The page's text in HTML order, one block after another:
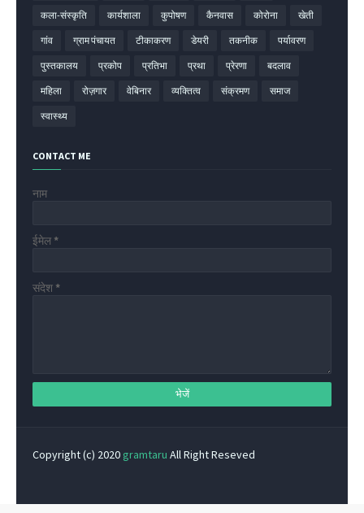
कला-संस्कृति कार्यशाला कुपोषण कैनवास कोरोना खेती
गांव ग्राम पंचायत टीकाकरण डेयरी तकनीक पर्यावरण
पुस्तकालय प्रकोप प्रतिभा प्रथा प्रेरणा बदलाव
महिला रोज़गार वेबिनार व्यक्तित्व संक्रमण समाज
स्वास्थ्य
CONTACT ME
नाम
ईमेल *
संदेश *
Copyright (c) 2020 gramtaru All Right Reseved